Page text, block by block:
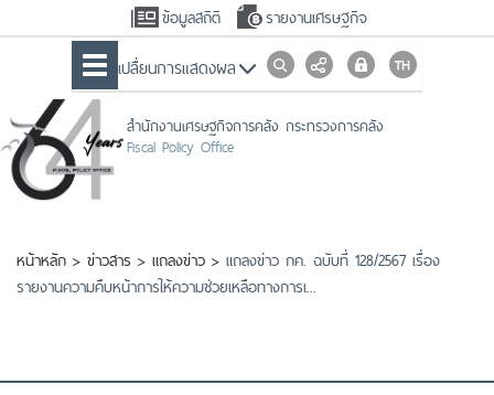
ข้อมูลสถิติ รายงานเศรษฐกิจ
เปลื่ยนการแสดงผล
สำนักงานเศรษฐกิจการคลัง กระทรวงการคลัง
Fiscal Policy Office
หน้าหลัก > ข่าวสาร > แถลงข่าว > แถลงข่าว กค. ฉบับที่ 128/2567 เรื่อง
รายงานความคืบหน้าการให้ความช่วยเหลือทางการเ...